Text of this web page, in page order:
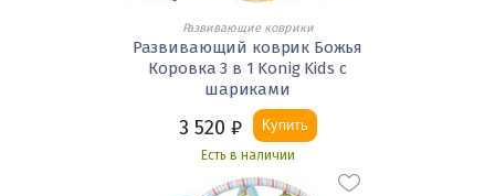
Развивающие коврики
Развивающий коврик Божья
Коровка 3 в 1 Konig Kids с
шариками
3 520 ₽ Купить
Есть в наличии